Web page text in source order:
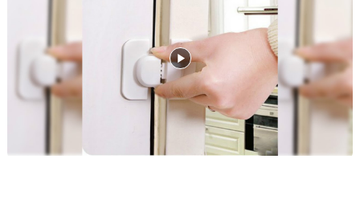
dalam pengawasan orang tua. Maka dari itu, Anda dapat
menambahkan pengunci pintu ini agar anak tidak dapat
sembarangan membuka pintu.
Pemasangan Mudah
Cara pemasangan sangat mudah, cukup tempelkan pengunci ini
pada pintu yang ingin Anda jaga dan pintu tersebut akan terkunci
dengan aman. Sebelum menempelkan safety lock, pastikan Anda
membersihkan permukaan pintu agar daya rekat lebih kuat.
Kelengkapan Produk